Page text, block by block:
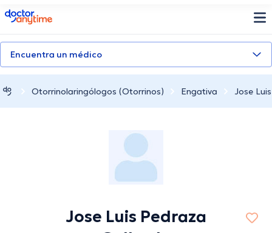
doctoranytime
Encuentra un médico
Otorrinolaringólogos (Otorrinos) Engativa Jose
Jose Luis Pedraza